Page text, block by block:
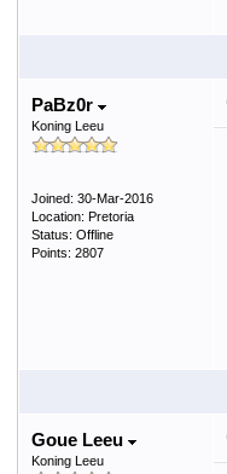
PaBz0r
Koning Leeu
Joined: 30-Mar-2016
Location: Pretoria
Status: Offline
Points: 2807
Goue Leeu
Koning Leeu